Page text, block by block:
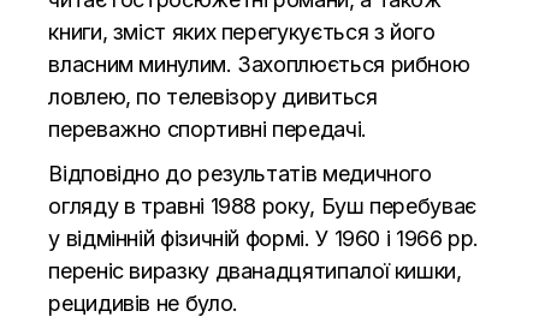
книги, зміст яких перегукується з його
власним минулим. Захоплюється рибною
ловлею, по телевізору дивиться
переважно спортивні передачі.
Відповідно до результатів медичного
огляду в травні 1988 року, Буш перебуває
у відмінній фізичній формі. У 1960 і 1966 рр.
переніс виразку дванадцятипалої кишки,
рецидивів не було.